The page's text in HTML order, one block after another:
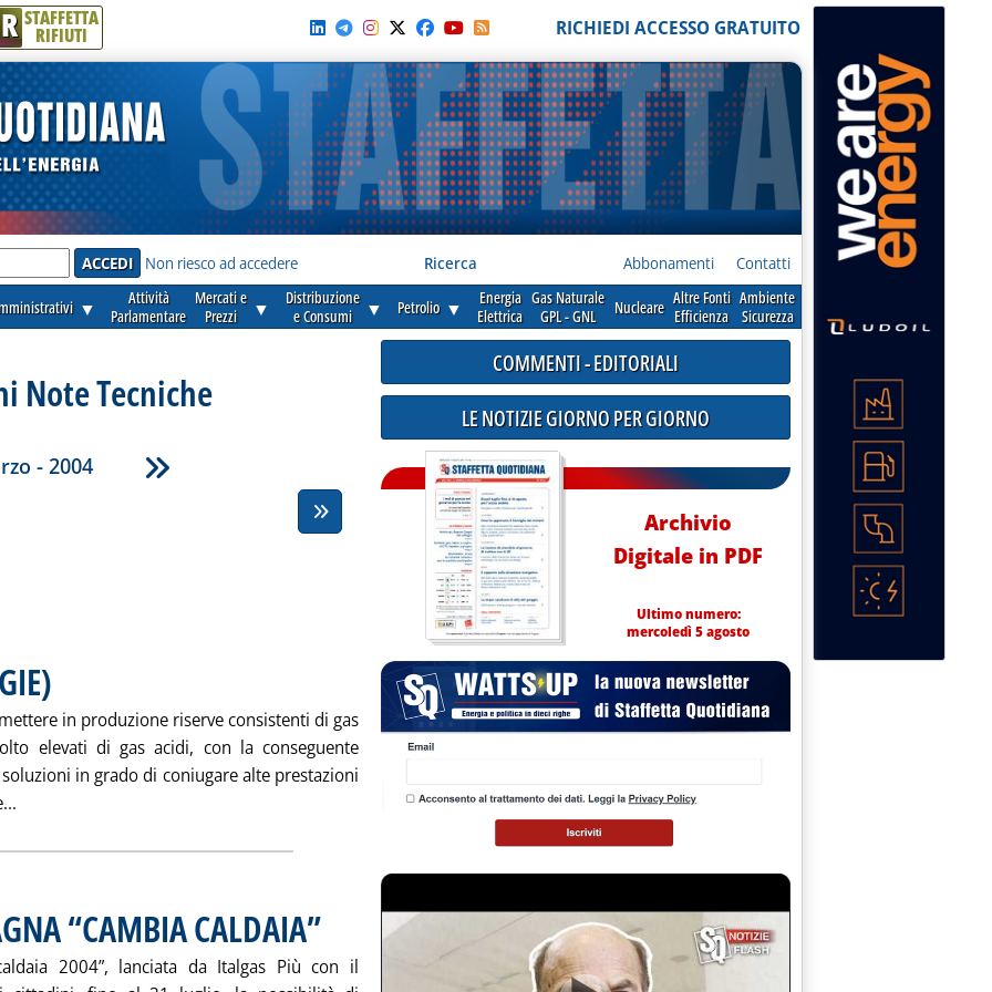
R STAFFETTA
RIFIUTI RICHIEDI ACCESSO GRATUITO
Non riesco ad accedere Ricerca Abbonamenti Contatti
▼
Attività
Parlamentare
Mercati e
Prezzi
▼
Distribuzione
e Consumi
▼ Petrolio ▼
Energia
Elettrica
Gas Naturale
GPL - GNL
Nucleare Altre Fonti
Efficienza
Ambiente
Sicurezza
Note Tecniche
- 2004
in produzione riserve consistenti di gas
elevati di gas acidi, con la conseguente
in grado di coniugare alte prestazioni
Leggi tutta la notizia: 'T-POINT (ENITECNOLOGIE)'
“CAMBIA CALDAIA”. Pubblicata sabato 27 marzo 2004 alle 14.52.
2004”, lanciata da Italgas Più con il
COMMENTI - EDITORIALI
LE NOTIZIE GIORNO PER GIORNO
Archivio
Digitale in PDF
Ultimo numero:
mercoledì 5 agosto